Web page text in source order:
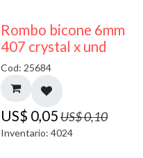
50% DESCUENTO
Rombo bicone 6mm
407 crystal x und
Cod: 25684
US$ 0,05US$0,10
Inventario: 4024